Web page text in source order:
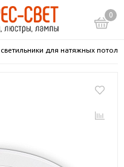
0
для натяжных